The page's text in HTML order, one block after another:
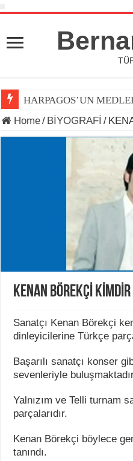
HARPAGOS’UN
Home/ BİYOGRAFİ /
KENAN BÖREKÇİ KİMDİR
Sanatçı Kenan Börekçi
dinleyicilerine Türkçe
Başarılı sanatçı konser
sevenleriyle
Yalnızım ve Telli turnam
parçalarıdır.
Kenan Börekçi böylece
tanındı.